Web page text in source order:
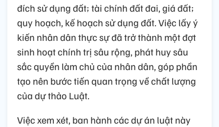
đích sử dụng đất; tài chính đất đai, giá đất;
quy hoạch, kế hoạch sử dụng đất. Việc lấy ý
kiến nhân dân thực sự đã trở thành một đợt
sinh hoạt chính trị sâu rộng, phát huy sâu
sắc quyền làm chủ của nhân dân, góp phần
tạo nên bước tiến quan trọng về chất lượng
của dự thảo Luật.
Việc xem xét, ban hành các dự án luật này